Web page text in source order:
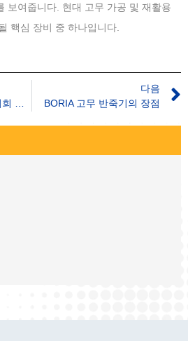
보여줍니다. 현대 고무 가공 및 재활용
핵심 장비 중 하나입니다.
다음
BORIA 고무 반죽기의 장점